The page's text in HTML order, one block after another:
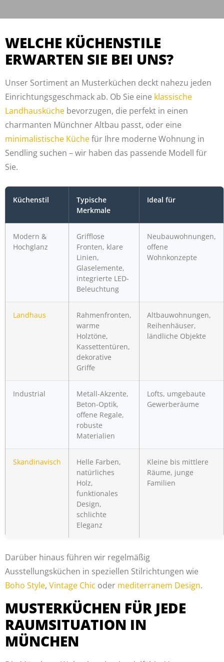
WELCHE KÜCHENSTILE
ERWARTEN SIE BEI UNS?
Unser Sortiment an Musterküchen deckt nahezu jeden
Einrichtungsgeschmack ab. Ob Sie eine klassische
Landhausküche bevorzugen, die perfekt in einen
charmanten Münchner Altbau passt, oder eine
minimalistische Küchefür Ihre moderne Wohnung in
Sendling suchen – wir haben das passende Modell für
Sie.
Küchenstil
Typische
Merkmale
Ideal für
Modern &
Hochglanz
Grifflose
Fronten, klare
Linien,
Glaselemente,
integrierte LED-
Beleuchtung
Neubauwohnungen,
offene
Wohnkonzepte
Landhaus
Rahmenfronten,
warme
Holztöne,
Kassettentüren,
dekorative
Griffe
Altbauwohnungen,
Reihenhäuser,
ländliche Objekte
Industrial
Metall-Akzente,
Beton-Optik,
offene Regale,
robuste
Materialien
Lofts, umgebaute
Gewerberäume
Skandinavisch
Helle Farben,
natürliches
Holz,
funktionales
Design,
schlichte
Eleganz
Kleine bis mittlere
Räume, junge
Familien
Darüber hinaus führen wir regelmäßig
Ausstellungsküchen in speziellen Stilrichtungen wie
Boho Style, Vintage Chic oder mediterranem Design.
MUSTERKÜCHEN FÜR JEDE
RAUMSITUATION IN
MÜNCHEN